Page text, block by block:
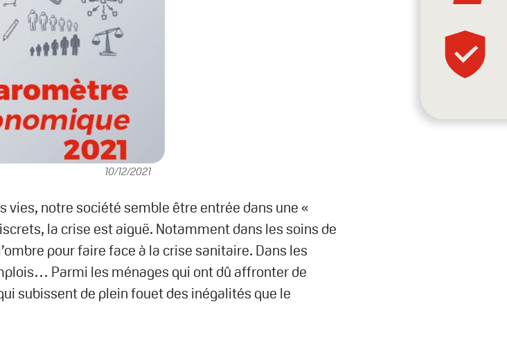
10/12/2021
vies, notre société semble être entrée dans une «
la crise est aiguë. Notamment dans les soins de
pour faire face à la crise sanitaire. Dans les
Parmi les ménages qui ont dû affronter de
subissent de plein fouet des inégalités que le